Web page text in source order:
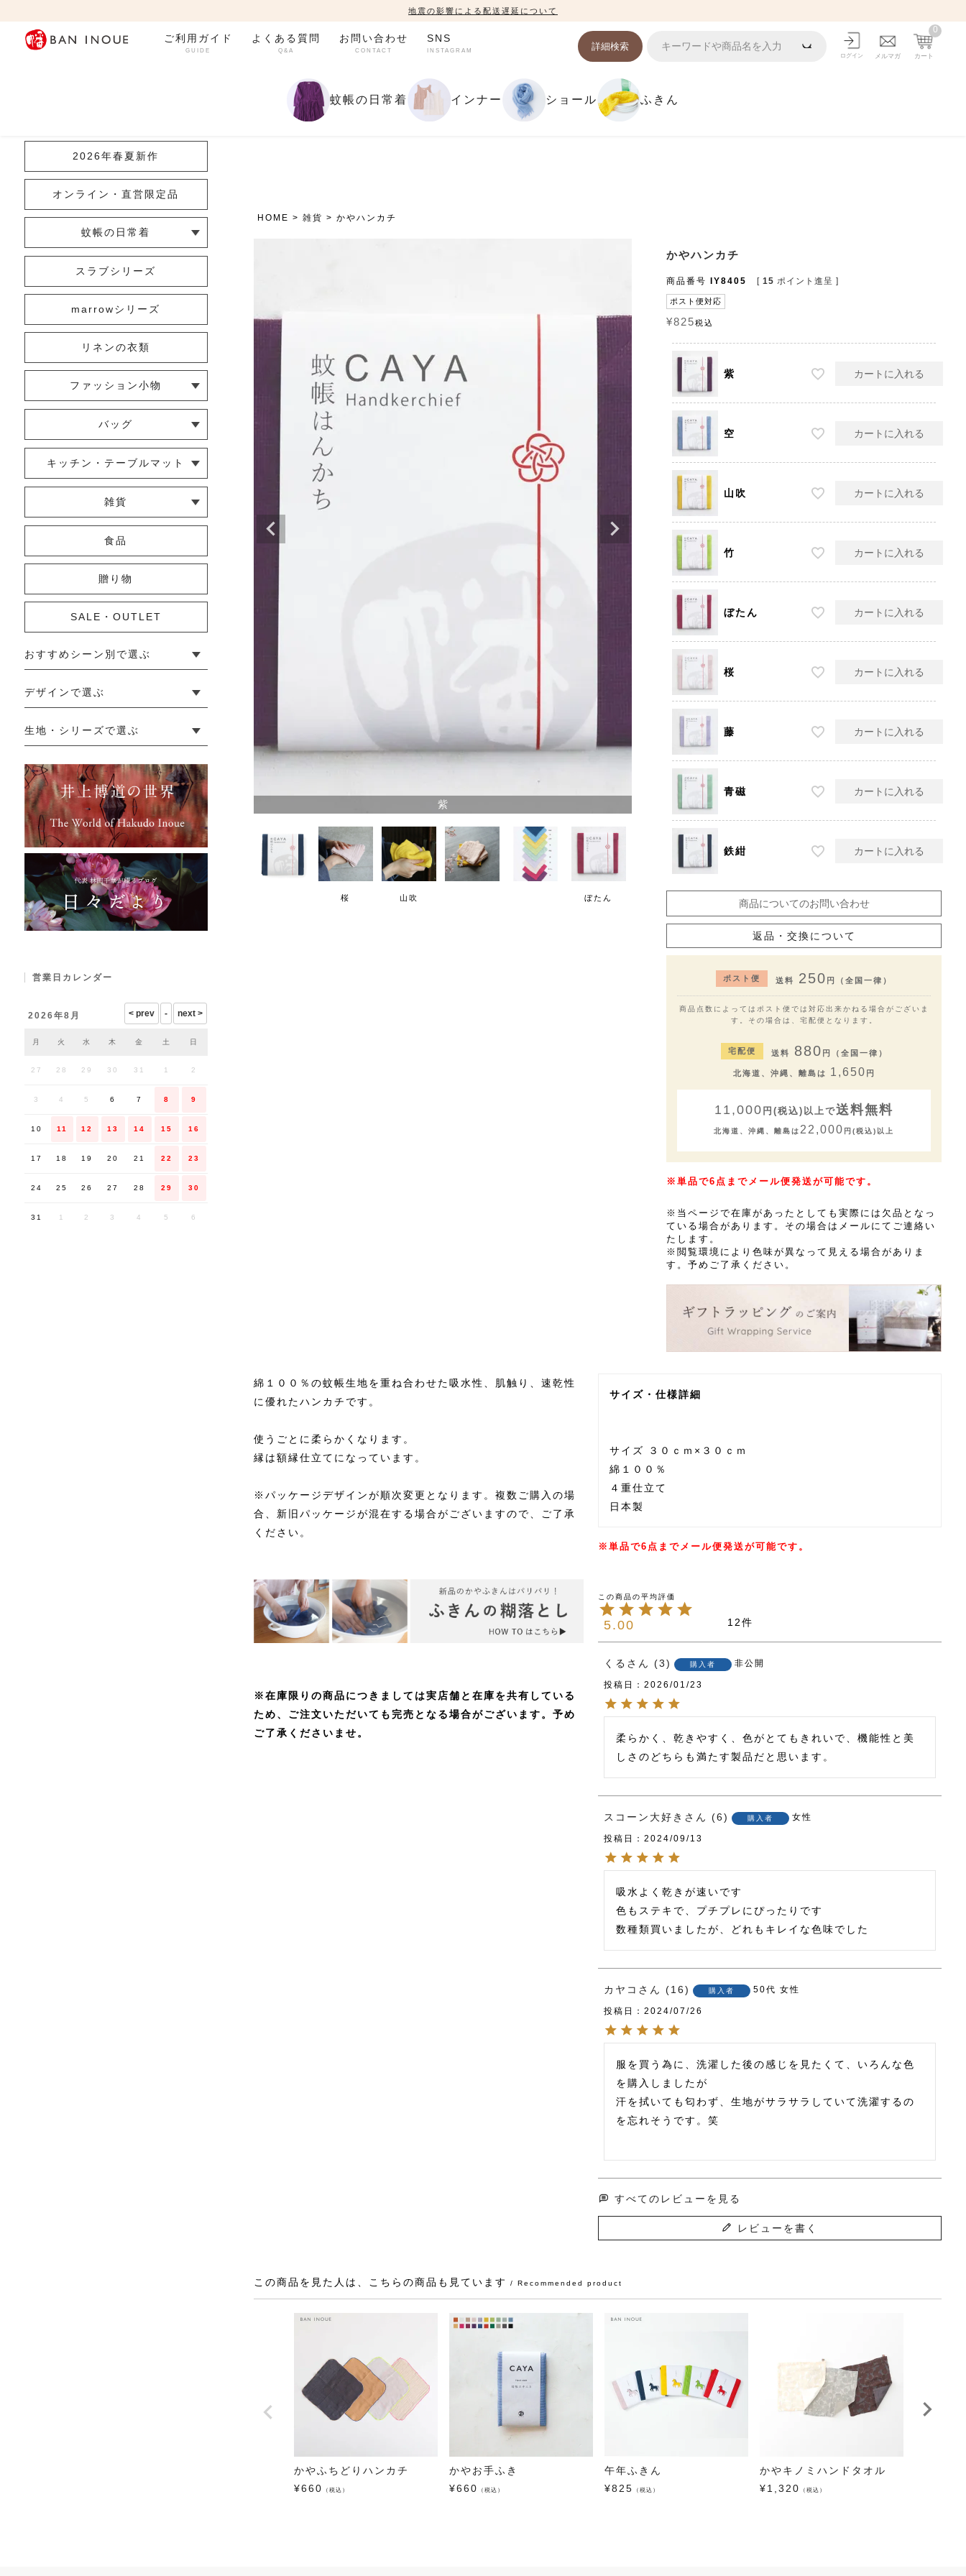
地震の影響による配送遅延について
ご利用ガイド
GUIDE
よくある質問
Q&A
お問い合わせ
CONTACT
SNS
INSTAGRAM 詳細検索
ログイン メルマガ
0
カート
蚊帳の日常着 インナー ショール ふきん
HOME 雑貨 かやハンカチ
紫
桜 山吹 ぼたん 青磁
かやハンカチ
商品番号 IY8405 [ 15 ポイント進呈 ]
ポスト便対応
¥825税込
紫 カートに入れる
空 カートに入れる
山吹 カートに入れる
竹 カートに入れる
ぼたん カートに入れる
桜 カートに入れる
藤 カートに入れる
青磁 カートに入れる
鉄紺 カートに入れる
商品についてのお問い合わせ
返品・交換について
ポスト便 送料 250 円（全国一律）
商品点数によってはポスト便では対応出来かねる場合がございま
す。その場合は、宅配便となります。
宅配便 送料 880 円（全国一律）
北海道、沖縄、離島は 1,650 円
11,000 円(税込)以上で送料無料
北海道、沖縄、離島は 22,000 円(税込)以上
※単品で6点までメール便発送が可能です。
※当ページで在庫があったとしても実際には欠品となっ
ている場合があります。その場合はメールにてご連絡い
たします。
※閲覧環境により色味が異なって見える場合がありま
す。予めご了承ください。
綿１００％の蚊帳生地を重ね合わせた吸水性、肌触り、速乾性
に優れたハンカチです。
使うごとに柔らかくなります。
縁は額縁仕立てになっています。
※パッケージデザインが順次変更となります。複数ご購入の場
合、新旧パッケージが混在する場合がございますので、ご了承
ください。
※在庫限りの商品につきましては実店舗と在庫を共有している
ため、ご注文いただいても完売となる場合がございます。予め
ご了承くださいませ。
サイズ・仕様詳細
サイズ ３０ｃｍ×３０ｃｍ
綿１００％
４重仕立て
日本製
※単品で6点までメール便発送が可能です。
5.00 12
くる 3 購入者 非公開
投稿日 2026/01/23
柔らかく、乾きやすく、色がとてもきれいで、機能性と美
しさのどちらも満たす製品だと思います。
スコーン大好き 6 購入者 女性
投稿日 2024/09/13
吸水よく乾きが速いです
色もステキで、プチプレにぴったりです
数種類買いましたが、どれもキレイな色味でした
カヤコ 16 購入者 50代 女性
投稿日 2024/07/26
服を買う為に、洗濯した後の感じを見たくて、いろんな色
を購入しましたが
汗を拭いても匂わず、生地がサラサラしていて洗濯するの
を忘れそうです。笑
すべてのレビューを見る
レビューを書く
この商品を見た人は、こちらの商品も見ています / Recommended product
かやふちどりハンカチ
¥660 （税込）
かやお手ふき
¥660 （税込）
午年ふきん
¥825 （税込）
かやキノミハンドタオル
¥1,320 （税込）
2026年春夏新作
オンライン・直営限定品
蚊帳の日常着
└ インナー
└ トップス
└ ワンピース
└ スカート
└ 羽織りもの
└ キッズ・ベビースラブシリーズ
marrowシリーズ
リネンの衣類
ファッション小物
└ ショール・ストール
└ 靴下・アームカバー
バッグ
└ ポシェット・ショルダーバッグ
└ トートバッグ
└ 巾着バッグ
キッチン・テーブルマット
└ 蚊帳のふきん
└ かっぽう着・エプロン
└ その他キッチン小物
└ ランチョンマット・プレースマ
ット
└ テーブルランナー・テーブルセ
ンター
雑貨
└ タオル・ハンカチ
食品
贈り物
SALE・OUTLET
おすすめシーン別で選ぶ
└ 新生活
└ 和装
└ 旅行
└ 快眠
└ お祝い
デザインで選ぶ
└ ゆったりデザイン
└ 小柄さんにおすすめデザイン
└ 袖付きデザイン
└ メンズ・ユニセックスデザイン
└ 暮らしの黒色特集
生地・シリーズで選ぶ
└ 手紬手織り麻
└ 先染め麻
└ からみ織
└ グレーズリネン
└ 綿麻帆布
└ リネンツイード
└ リネンハンプ
└ ざっくり麻
└ オーガニックの蚊帳
└ かやキノミシリーズ
└ ふちどりシリーズ
└ 花紋シリーズ
└ 小紋シリーズ
└ 華わびシリーズ
└ 波ステッチシリーズ
└ あゆみ鹿シリーズ
└ 森の鹿シリーズ
└ まほろばシリーズ
└ 刺し子渦シリーズ
└ 革の水玉シリーズ
└ 新ビオシリーズ
営業日カレンダー
2026年8月
月 火 水 木 金 土 日
27 28 29 30 31 1 2
3 4 5 6 7 8 9
10 11 12 13 14 15 16
17 18 19 20 21 22 23
24 25 26 27 28 29 30
31 1 2 3 4 5 6